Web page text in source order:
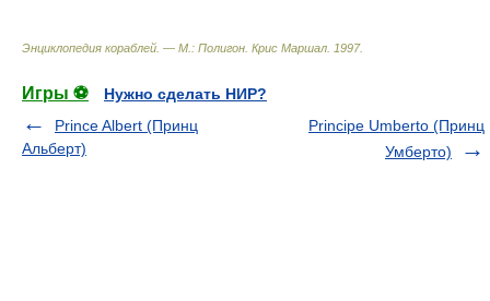
Энциклопедия кораблей. — М.: Полигон Крис Маршал 1997.
Игры ⚽
Нужно сделать НИР?
Prince Albert (Принц
Альберт)
Principe Umberto (Принц
Умберто)